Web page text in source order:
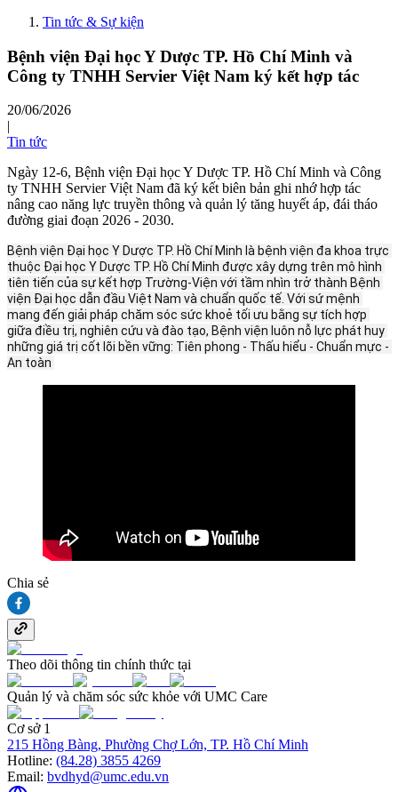
Tin tức & Sự kiện
Bệnh viện Đại học Y Dược TP. Hồ Chí Minh và
Công ty TNHH Servier Việt Nam ký kết hợp tác
20/06/2026
|
Tin tức
Ngày 12-6, Bệnh viện Đại học Y Dược TP. Hồ Chí Minh và Công
ty TNHH Servier Việt Nam đã ký kết biên bản ghi nhớ hợp tác
nâng cao năng lực truyền thông và quản lý tăng huyết áp, đái tháo
đường giai đoạn 2026 - 2030.
Bệnh viện Đại học Y Dược TP. Hồ Chí Minh là bệnh viện đa khoa trực
thuộc Đại học Y Dược TP. Hồ Chí Minh được xây dựng trên mô hình
tiên tiến của sự kết hợp Trường-Viện với tầm nhìn trở thành Bệnh
viện Đại học dẫn đầu Việt Nam và chuẩn quốc tế. Với sứ mệnh
mang đến giải pháp chăm sóc sức khoẻ tối ưu bằng sự tích hợp
giữa điều trị, nghiên cứu và đào tạo, Bệnh viện luôn nỗ lực phát huy
những giá trị cốt lõi bền vững: Tiên phong - Thấu hiểu - Chuẩn mực -
An toàn
Chia sẻ
Theo dõi thông tin chính thức tại
Quản lý và chăm sóc sức khỏe với UMC Care
Cơ sở 1
215 Hồng Bàng, Phường Chợ Lớn, TP. Hồ Chí Minh
Hotline: (84.28) 3855 4269
Email: bvdhyd@umc.edu.vn